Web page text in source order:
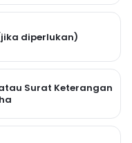
diperlukan)
Surat Keterangan